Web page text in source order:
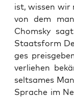
ist, wis­sen wir
von dem
Chom­sky
Staats­form
ges
ver­lie­hen
selt­sa­mes
Spra­che im